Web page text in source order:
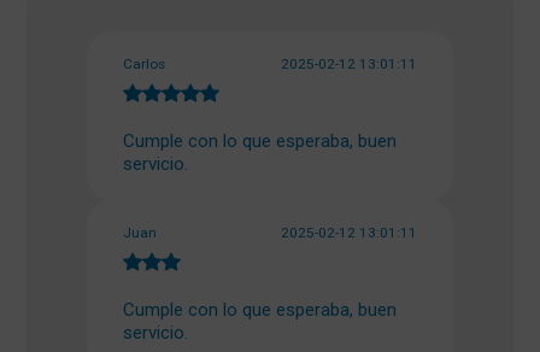
Carlos 2025-02-12 13:01:11
Cumple con lo que esperaba, buen
servicio.
Juan 2025-02-12 13:01:11
Cumple con lo que esperaba, buen
servicio.